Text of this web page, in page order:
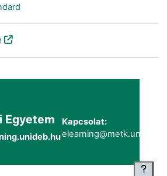
Egyetem
Kapcsolat: